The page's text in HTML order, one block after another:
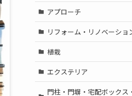
アプローチ
リフォーム・リノベーショ
植栽
エクステリア
門柱・門塀・宅配ボックス